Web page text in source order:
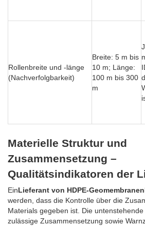
Rollenbreite und -länge
(Nachverfolgbarkeit)
Breite: 5 m bis
10 m; Länge:
100 m bis 300
m
Materielle Struktur und
Zusammensetzung –
Qualitätsindikatoren der
EinLieferant von HDPE-Geomembranen
werden, dass die Kontrolle über die
Materials gegeben ist. Die
zulässige Zusammensetzung sowie